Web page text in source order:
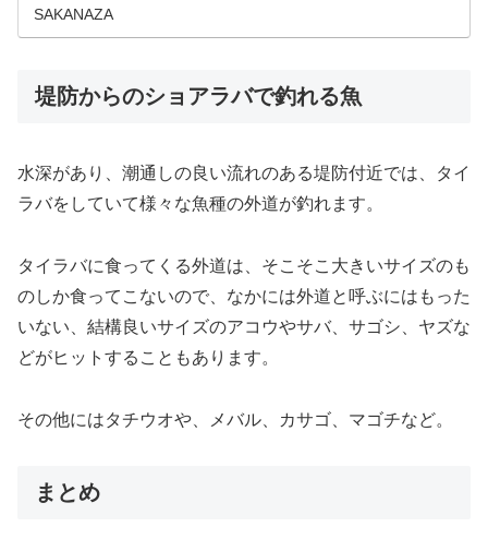
SAKANAZA
堤防からのショアラバで釣れる魚
水深があり、潮通しの良い流れのある堤防付近では、タイ
ラバをしていて様々な魚種の外道が釣れます。
タイラバに食ってくる外道は、そこそこ大きいサイズのも
のしか食ってこないので、なかには外道と呼ぶにはもった
いない、結構良いサイズのアコウやサバ、サゴシ、ヤズな
どがヒットすることもあります。
その他にはタチウオや、メバル、カサゴ、マゴチなど。
まとめ